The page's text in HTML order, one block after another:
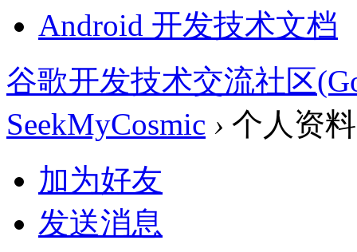
Android 开发技术文档
谷歌开发技术交流社区
SeekMyCosmic › 个人资料
加为好友
发送消息